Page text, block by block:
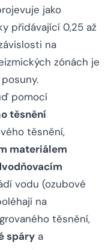
jako
přidávající 0,25 až
na
zónách je
pomocí
těsnění
těsnění,
materiálem
vodu (ozubové
na
těsnění,
spáry a